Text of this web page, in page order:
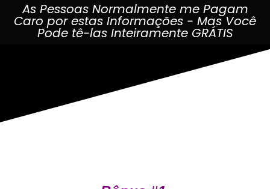
As Pessoas Normalmente me Pagam
Caro por estas Informações - Mas Você
Pode tê-las Inteiramente GRÁTIS